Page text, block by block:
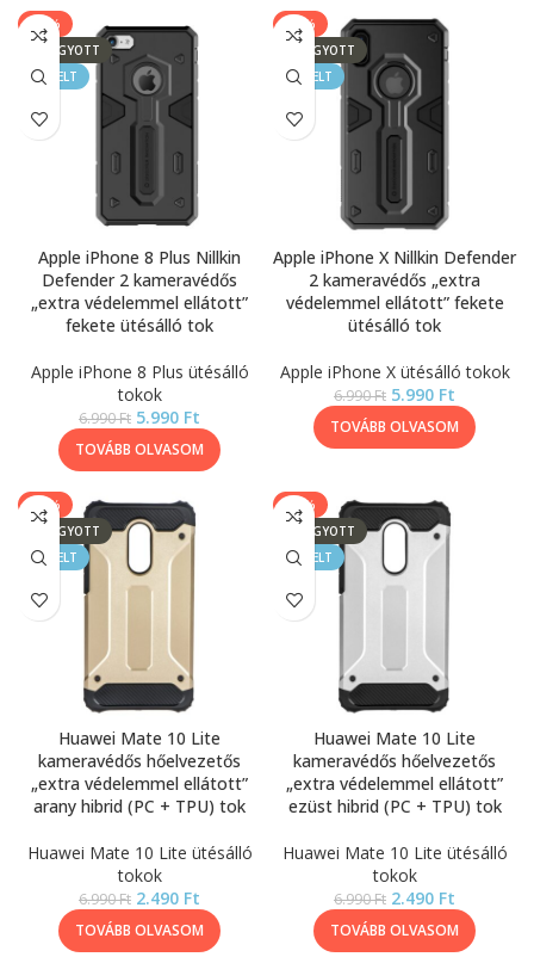
-14%
ELFOGYOTT
KIEMELT
Apple iPhone 8 Plus Nillkin
Defender 2 kameravédős
„extra védelemmel ellátott”
fekete ütésálló tok
Apple iPhone 8 Plus ütésálló
tokok
6.990Ft 5.990 Ft
TOVÁBB OLVASOM
-14%
ELFOGYOTT
KIEMELT
Apple iPhone X Nillkin Defender
2 kameravédős „extra
védelemmel ellátott” fekete
ütésálló tok
Apple iPhone X ütésálló tokok
6.990Ft 5.990 Ft
TOVÁBB OLVASOM
-64%
ELFOGYOTT
KIEMELT
Huawei Mate 10 Lite
kameravédős hőelvezetős
„extra védelemmel ellátott”
arany hibrid (PC + TPU) tok
Huawei Mate 10 Lite ütésálló
tokok
6.990Ft 2.490 Ft
TOVÁBB OLVASOM
-64%
ELFOGYOTT
KIEMELT
Huawei Mate 10 Lite
kameravédős hőelvezetős
„extra védelemmel ellátott”
ezüst hibrid (PC + TPU) tok
Huawei Mate 10 Lite ütésálló
tokok
6.990Ft 2.490 Ft
TOVÁBB OLVASOM